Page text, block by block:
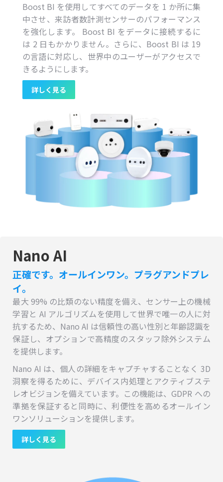
Boost BI を使用してすべてのデータを 1 か所に集
中させ、来訪者数計測センサーのパフォーマンス
を強化します。 Boost BI をデータに接続するに
は 2 日もかかりません。さらに、Boost BI は 19
の言語に対応し、世界中のユーザーがアクセスで
きるようにします。
詳しく見る
Nano AI
正確です。オールインワン。プラグアンドプレ
イ。
最大 99% の比類のない精度を備え、センサー上の機械
学習と AI アルゴリズムを使用して世界で唯一の人に対
抗するため、Nano AI は信頼性の高い性別と年齢認識を
保証し、オプションで高精度のスタッフ除外システム
を提供します。
Nano AI は、個人の詳細をキャプチャすることなく 3D
洞察を得るために、デバイス内処理とアクティブステ
レオビジョンを備えています。この機能は、GDPR への
準拠を保証すると同時に、利便性を高めるオールイン
ワンソリューションを提供します。
詳しく見る